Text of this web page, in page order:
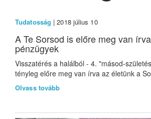
Tudatosság | 2018 július 10
A Te Sorsod is előre meg van
pénzügyek
Visszatérés a halálból - 4. "másod-
tényleg előre meg van írva az életünk a
Olvass tovább